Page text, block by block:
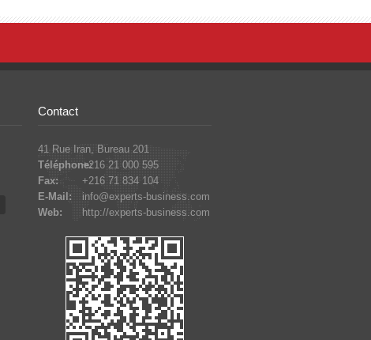
Contact
41 Rue Iran, Bureau 201
Téléphone:+216 21 000 595
Fax:
+216 71 834 104
E-Mail:
info@experts-business.com
Web:
http://experts-business.com